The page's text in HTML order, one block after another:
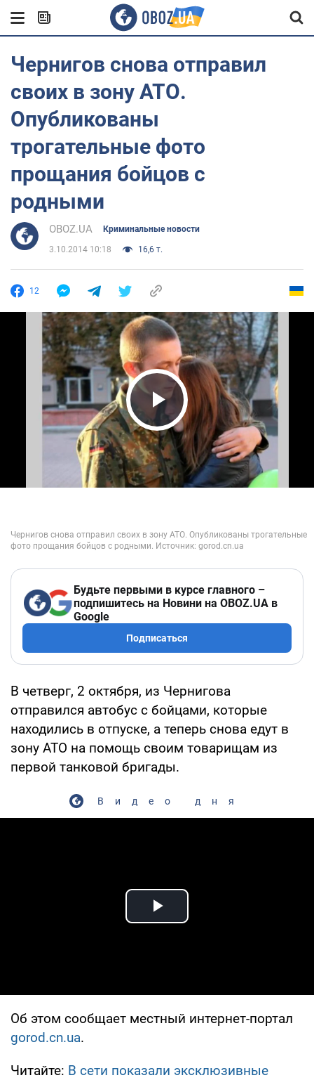
Чернигов снова отправил
своих в зону АТО.
Опубликованы
трогательные фото
прощания бойцов с
родными
OBOZ.UA Криминальные новости
3.10.2014 10:18 16,6 т.
12
Play Video
Будьте первыми в курсе главного –
подпишитесь на Новини на OBOZ.UA в
Google
Подписаться
В четверг, 2 октября, из Чернигова
отправился автобус с бойцами, которые
находились в отпуске, а теперь снова едут в
зону АТО на помощь своим товарищам из
первой танковой бригады.
Видео дня
Play Video
Об этом сообщает местный интернет-портал
gorod.cn.ua.
Читайте: В сети показали эксклюзивные